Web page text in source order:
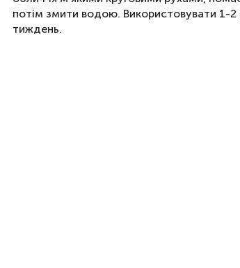
потім змити водою. Використовувати 1-2
тиждень.